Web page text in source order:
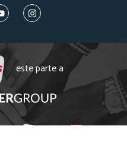
este parte a